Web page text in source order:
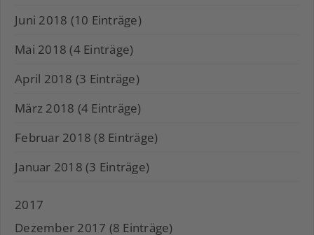
Juni 2018 (10 Einträge)
Mai 2018 (4 Einträge)
April 2018 (3 Einträge)
März 2018 (4 Einträge)
Februar 2018 (8 Einträge)
Januar 2018 (3 Einträge)
2017
Dezember 2017 (8 Einträge)